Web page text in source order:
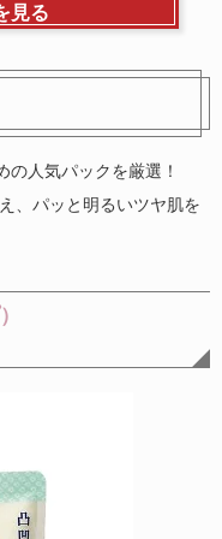
見る
の人気パックを厳選！
、パッと明るいツヤ肌を